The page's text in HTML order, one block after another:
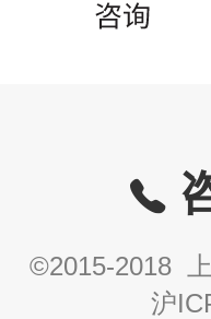
©2015-2018
沪